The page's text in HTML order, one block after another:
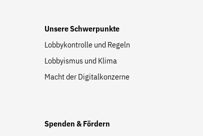
Unsere Schwerpunkte
Lobbykontrolle und Regeln
Lobbyismus und Klima
Macht der Digitalkonzerne
Spenden & Fördern